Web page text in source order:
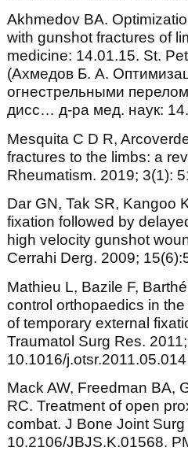
Akhmedov BA.
with gunshot fractures of
medicine: 14.01.15. St.
(Ахмедов Б. А.
огнестрельными
дисc… д-ра мед. наук:
Mesquita C D R,
fractures to the limbs: a
Rheumatism. 2019; 3(1):
Dar GN, Tak SR, Kangoo
fixation followed by
high velocity gunshot
Cerrahi Derg. 2009;
Mathieu L, Bazile F,
control orthopaedics in
of temporary external
Traumatol Surg Res.
10.1016/j.otsr.2011.05.014
Mack AW, Freedman BA,
RC. Treatment of open
combat. J Bone Joint
10.2106/JBJS.K.01568.